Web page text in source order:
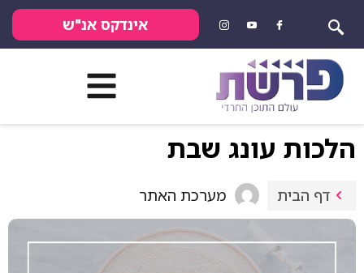
אינדקס אנ"ש
הלכות עונג שבת
דף הבית מערכת האתר